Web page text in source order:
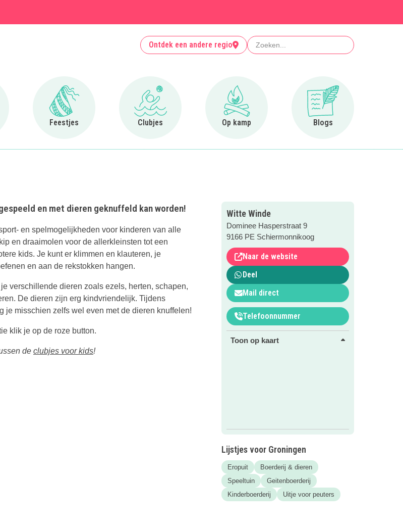
Ontdek een andere regio Zoeken
Uit eten
Feestjes
Ga naar Feestjes
Clubjes
Ga naar Clubjes
Op kamp
Ga naar Op kamp
Blogs
Ga naar Blogs
en met dieren geknuffeld kan worden!
en spelmogelijkheden voor kinderen van alle
en draaimolen voor de allerkleinsten tot een
kids. Je kunt er klimmen en klauteren, je
en aan de rekstokken hangen.
verschillende dieren zoals ezels, herten, schapen,
De dieren zijn erg kindvriendelijk. Tijdens
je misschien zelfs wel even met de dieren knuffelen!
klik je op de roze button.
de clubjes voor kids!
Witte Winde
Dominee Hasperstraat 9
9166 PE Schiermonnikoog
Naar de website
Deel
Mail direct
Telefoonnummer
Toon op kaart
Lijstjes voor Groningen
Eropuit
Boerderij & dieren
Speeltuin
Geitenboerderij
Kinderboerderij
Uitje voor peuters